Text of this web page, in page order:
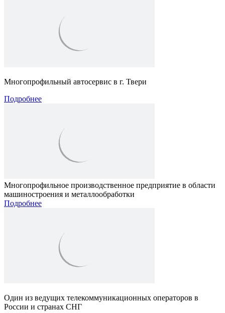
Многопрофильный автосервис в г. Твери
Подробнее
Многопрофильное производственное предприятие в области
машиностроения и металлообработки
Подробнее
Один из ведущих телекоммуникационных операторов в
России и странах СНГ